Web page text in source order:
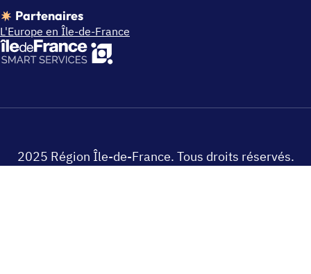
Partenaires
L'Europe en Île-de-France
2025 Région Île-de-France. Tous droits réservés.